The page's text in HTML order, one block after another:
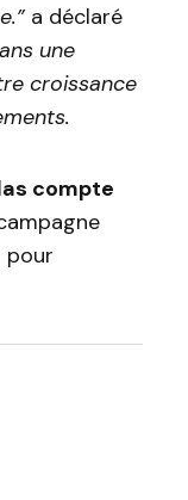
a déclaré
une
croissance
compte
pour